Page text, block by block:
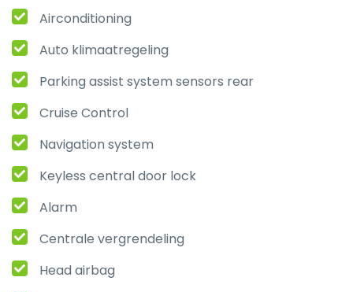
Airconditioning
Auto klimaatregeling
Parking assist system sensors rear
Cruise Control
Navigation system
Keyless central door lock
Alarm
Centrale vergrendeling
Head airbag